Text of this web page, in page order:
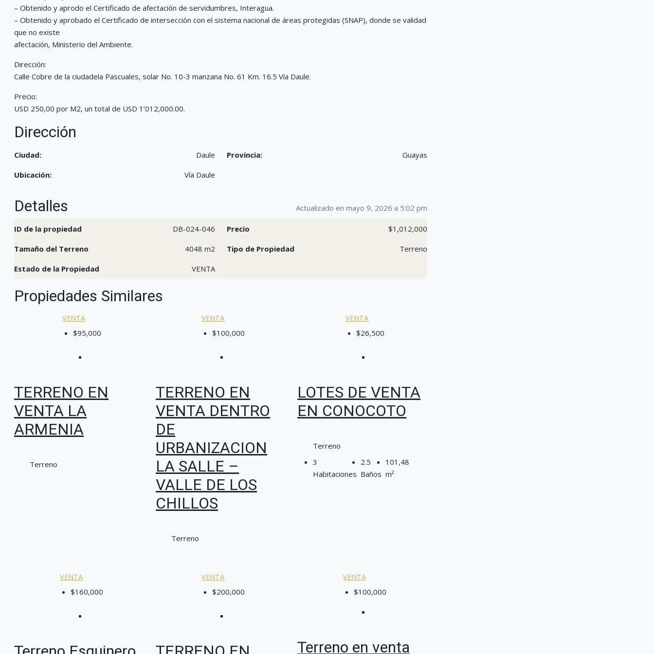
– Obtenido y aprodo el Certificado de afectación de servidumbres, Interagua.
– Obtenido y aprobado el Certificado de intersección con el sistema nacional de áreas protegidas (SNAP), donde se validad
que no existe
afectación, Ministerio del Ambiente.
Dirección:
Calle Cobre de la ciudadela Pascuales, solar No. 10-3 manzana No. 61 Km. 16.5 Vía Daule.
Precio:
USD 250,00 por M2, un total de USD 1’012,000.00.
Dirección
Ciudad: Daule Provincia: Guayas
Ubicación: Vía Daule
Detalles Actualizado en mayo 9, 2026 a 5:02 pm
ID de la propiedad DB-024-046 Precio $1,012,000
Tamaño del Terreno 4048 m2 Tipo de Propiedad Terreno
Estado de la Propiedad VENTA
Propiedades Similares
VENTA
$95,000
TERRENO EN
VENTA LA
ARMENIA
Terreno
VENTA
$100,000
TERRENO EN
VENTA DENTRO
DE
URBANIZACION
LA SALLE –
VALLE DE LOS
CHILLOS
Terreno
VENTA
$26,500
LOTES DE VENTA
EN CONOCOTO
Terreno
3
Habitaciones
2.5
Baños
101,48
m²
VENTA
$160,000
VENTA
$200,000
VENTA
$100,000
Terreno en venta